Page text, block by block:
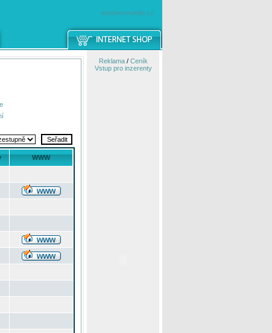
windowsmobile.cz
WWW
Reklama/ Ceník
Vstup pro inzerenty